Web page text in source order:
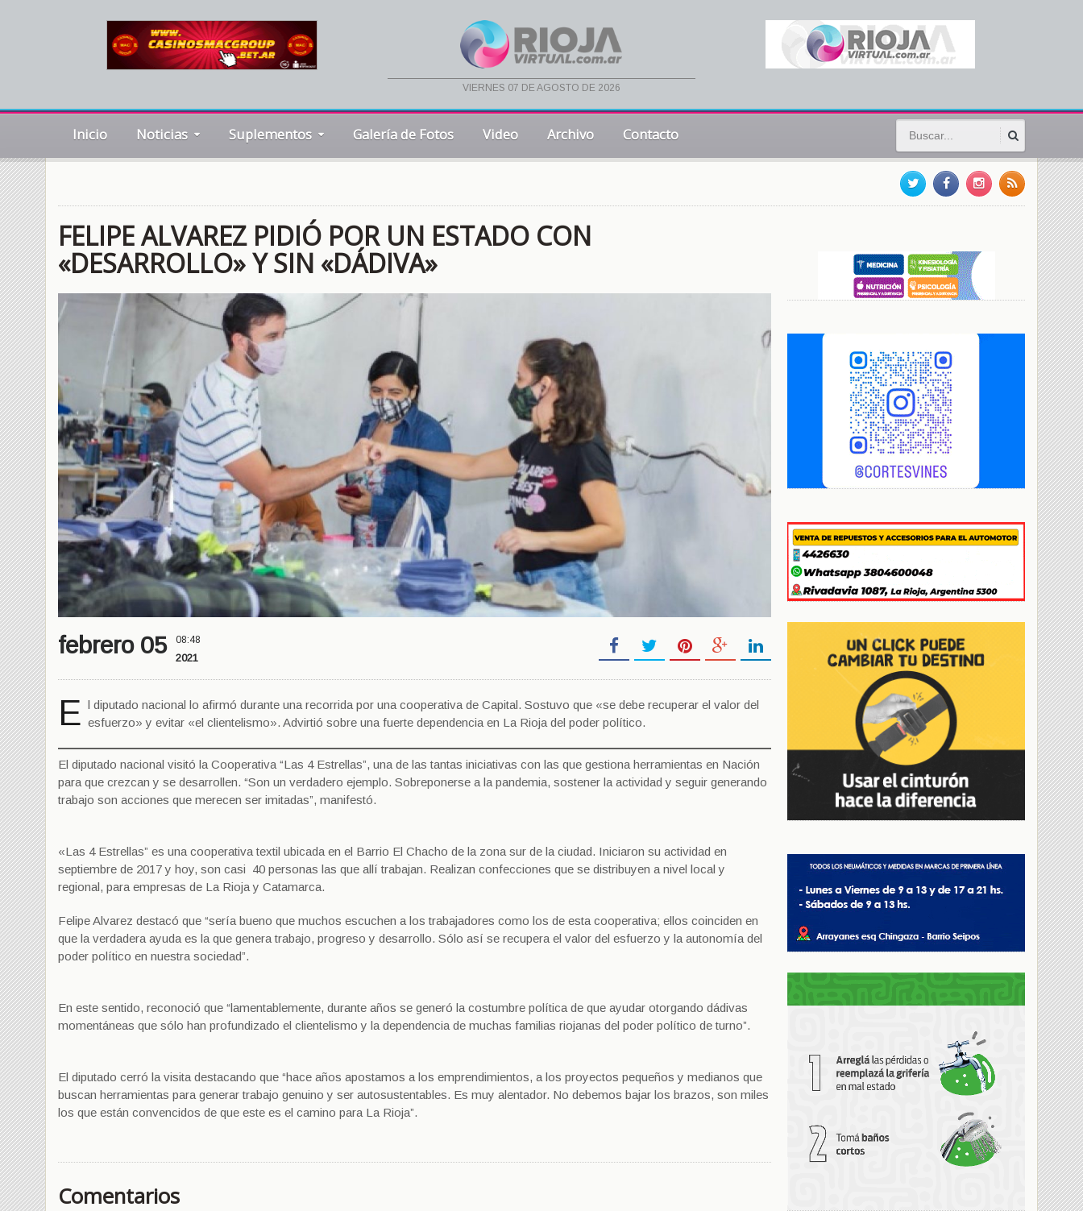
viernes 07 de agosto de 2026
Inicio Noticias Suplementos Galería de Fotos Video Archivo Contacto
FELIPE ALVAREZ PIDIÓ POR UN ESTADO CON
«DESARROLLO» Y SIN «DÁDIVA»
febrero 05 08:48
2021
E l diputado nacional lo afirmó durante una recorrida por una cooperativa de Capital. Sostuvo que «se debe recuperar el valor del
esfuerzo» y evitar «el clientelismo». Advirtió sobre una fuerte dependencia en La Rioja del poder político.
El diputado nacional visitó la Cooperativa “Las 4 Estrellas”, una de las tantas iniciativas con las que gestiona herramientas en Nación
para que crezcan y se desarrollen. “Son un verdadero ejemplo. Sobreponerse a la pandemia, sostener la actividad y seguir generando
trabajo son acciones que merecen ser imitadas”, manifestó.
«Las 4 Estrellas” es una cooperativa textil ubicada en el Barrio El Chacho de la zona sur de la ciudad. Iniciaron su actividad en
septiembre de 2017 y hoy, son casi 40 personas las que allí trabajan. Realizan confecciones que se distribuyen a nivel local y
regional, para empresas de La Rioja y Catamarca.
Felipe Alvarez destacó que “sería bueno que muchos escuchen a los trabajadores como los de esta cooperativa; ellos coinciden en
que la verdadera ayuda es la que genera trabajo, progreso y desarrollo. Sólo así se recupera el valor del esfuerzo y la autonomía del
poder político en nuestra sociedad”.
En este sentido, reconoció que “lamentablemente, durante años se generó la costumbre política de que ayudar otorgando dádivas
momentáneas que sólo han profundizado el clientelismo y la dependencia de muchas familias riojanas del poder político de turno”.
El diputado cerró la visita destacando que “hace años apostamos a los emprendimientos, a los proyectos pequeños y medianos que
buscan herramientas para generar trabajo genuino y ser autosustentables. Es muy alentador. No debemos bajar los brazos, son miles
los que están convencidos de que este es el camino para La Rioja”.
Comentarios